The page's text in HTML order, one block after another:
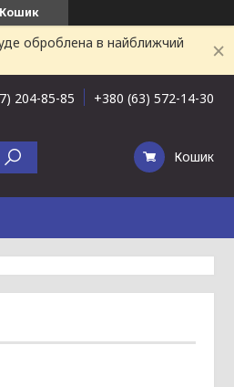
Кошик
оброблена в найближчий
204-85-85 +380 (63) 572-14-30
Кошик